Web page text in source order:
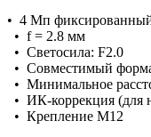
• 4 Мп
• f = 2.8 мм
• Светосила: F2.0
• Совместимый
• Минимальное
• ИК-коррекция (для
• Крепление M12